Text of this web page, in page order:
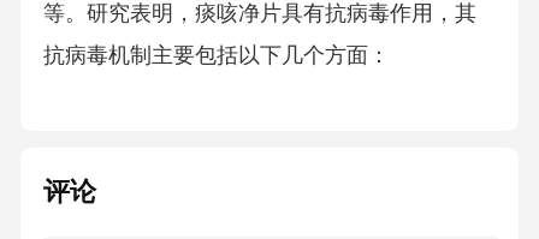
等。研究表明，痰咳净片具有抗病毒作用，其
抗病毒机制主要包括以下几个方面：
痰咳净片可通过抑制病毒复制过程来发挥抗病
评论